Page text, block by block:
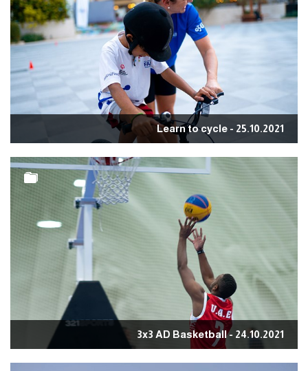
Learn to cycle - 25.10.2021
3x3 AD Basketball - 24.10.2021